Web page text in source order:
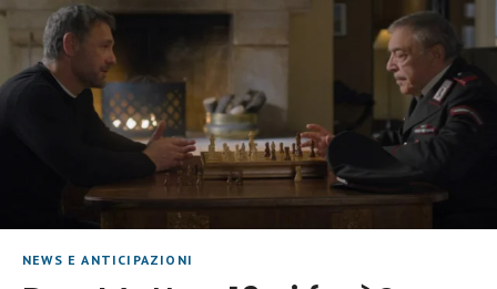
NEWS E ANTICIPAZIONI